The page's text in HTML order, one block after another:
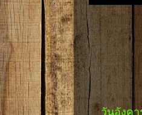
วันอังค